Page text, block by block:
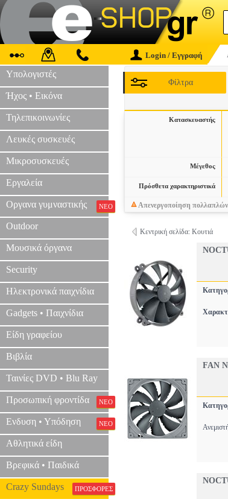
Login / Εγγραφή
Υπολογιστές
Ήχος • Εικόνα
Τηλεπικοινωνίες
Λευκές συσκευές
Μικροσυσκευές
Εργαλεία
Οργανα γυμναστικής ΝΕΟ
Outdoor
Μουσικά όργανα
Security
Ηλεκτρονικά παιχνίδια
Gadgets • Παιχνίδια
Είδη γραφείου
Βιβλία
Ταινίες DVD • Blu Ray
Προσωπική φροντίδα ΝΕΟ
Ενδυση • Υπόδηση ΝΕΟ
Αθλητικά είδη
Βρεφικά • Παιδικά
Crazy Sundays ΠΡΟΣΦΟΡΕΣ
Φίλτρα
Κατασκευαστής
Μέγεθος
Πρόσθετα χαρακτηριστικά
Απενεργοποίηση
Κεντρική σελίδα: Κουτιά
FAN